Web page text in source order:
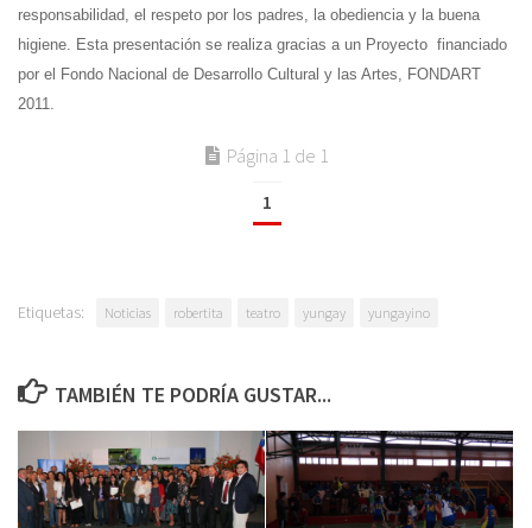
responsabilidad, el respeto por los padres, la obediencia y la buena
higiene. Esta presentación se realiza gracias a un Proyecto financiado
por el Fondo Nacional de Desarrollo Cultural y las Artes, FONDART
2011.
Página 1 de 1
1
Etiquetas: Noticias robertita teatro yungay yungayino
TAMBIÉN TE PODRÍA GUSTAR...